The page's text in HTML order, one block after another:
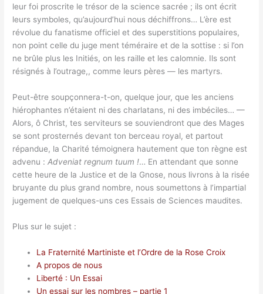
leur foi proscrite le trésor de la science sacrée ; ils ont écrit
leurs symboles, qu’aujourd’hui nous déchiffrons… L’ère est
révolue du fanatisme officiel et des superstitions populaires,
non point celle du juge ment téméraire et de la sottise : si l’on
ne brûle plus les Initiés, on les raille et les calomnie. Ils sont
résignés à l’outrage,, comme leurs pères — les martyrs.
Peut-être soupçonnera-t-on, quelque jour, que les anciens
hiérophantes n’étaient ni des charlatans, ni des imbéciles… —
Alors, ô Christ, tes serviteurs se souviendront que des Mages
se sont prosternés devant ton berceau royal, et partout
répandue, la Charité témoignera hautement que ton règne est
advenu :Adveniat regnum tuum !… En attendant que sonne
cette heure de la Justice et de la Gnose, nous livrons à la risée
bruyante du plus grand nombre, nous soumettons à l’impartial
jugement de quelques-uns ces Essais de Sciences maudites.
Plus sur le sujet :
La Fraternité Martiniste et l’Ordre de la Rose Croix
A propos de nous
Liberté : Un Essai
Un essai sur les nombres – partie 1